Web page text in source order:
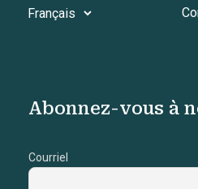
Abonnez-vous à
Courriel